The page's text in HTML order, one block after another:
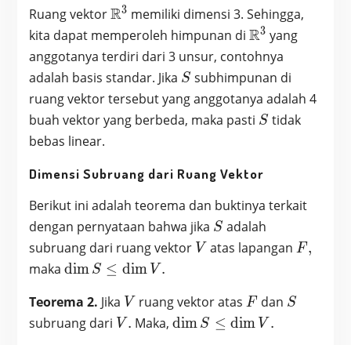
Ruang vektor\mathbb{R}^3
R3 memiliki dimensi 3. Sehingga,
kita dapat memperoleh himpunan di \mathbb{R}^3
R3 yang
anggotanya terdiri dari 3 unsur, contohnya
adalah basis standar. Jika S
Ssubhimpunan di
ruang vektor tersebut yang anggotanya adalah 4
buah vektor yang berbeda, maka pasti S
Stidak
bebas linear.
Dimensi Subruang dari Ruang Vektor
Berikut ini adalah teorema dan buktinya terkait
dengan pernyataan bahwa jika S
Sadalah
subruang dari ruang vektor V
V atas lapanganF,
F ,
maka \dim
\leq
\dim
dim S ≤ dim V .
Teorema 2. Jika V
V ruang vektor atasF
F dan S
S
subruang dari V.
V . Maka,\dim
dim S ≤ dim V .